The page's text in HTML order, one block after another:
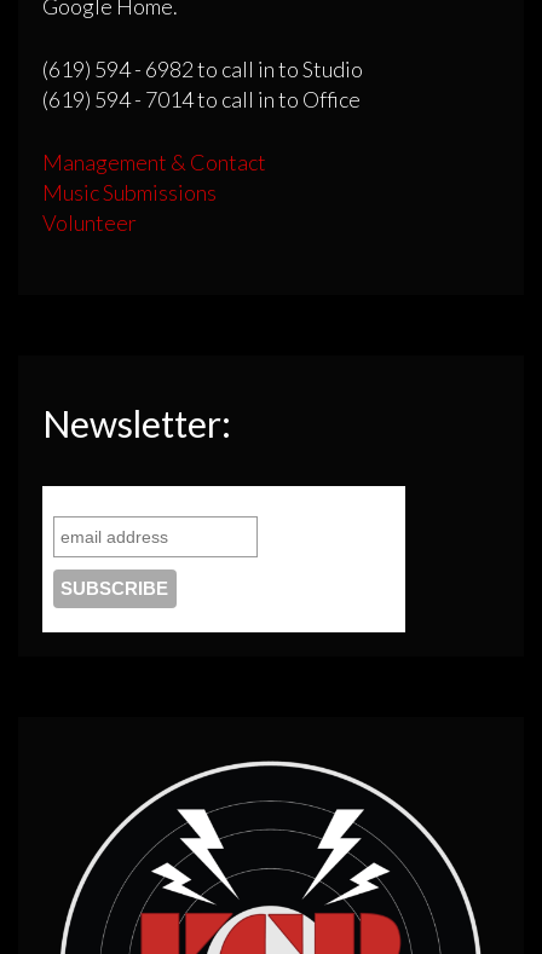
Google Home.
(619) 594 - 6982 to call in to Studio
(619) 594 - 7014 to call in to Office
Management & Contact
Music Submissions
Volunteer
Newsletter: